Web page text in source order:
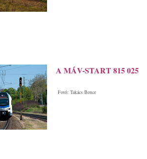
A MÁV-START 815 025
Fotó: Takács Bence